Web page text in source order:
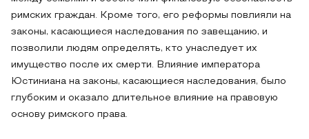
римских граждан. Кроме того, его реформы повлияли на
законы, касающиеся наследования по завещанию, и
позволили людям определять, кто унаследует их
имущество после их смерти. Влияние императора
Юстиниана на законы, касающиеся наследования, было
глубоким и оказало длительное влияние на правовую
основу римского права.